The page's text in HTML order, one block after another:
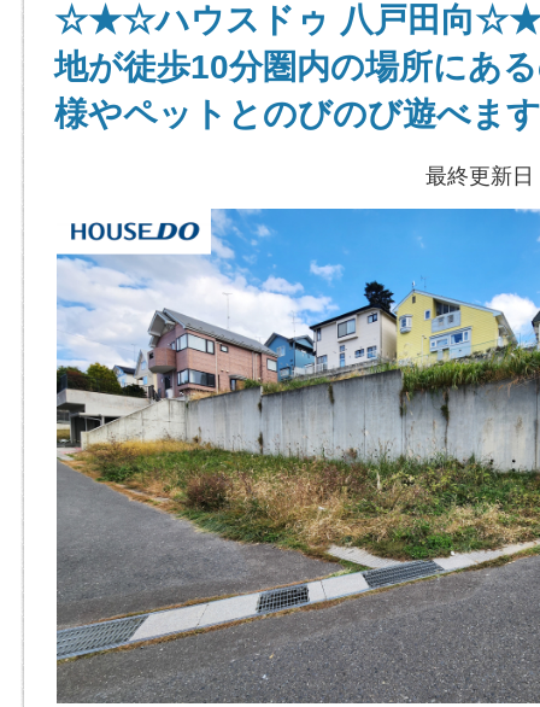
☆★☆ハウスドゥ 八戸田向
地が徒歩10分圏内の場所にあ
様やペットとのびのび遊べま
最終更新